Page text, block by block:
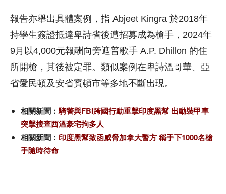
報告亦舉出具體案例，指 Abjeet Kingra 於2018年
持學生簽證抵達卑詩省後遭招募成為槍手，2024年
9月以4,000元報酬向旁遮普歌手 A.P. Dhillon 的住
所開槍，其後被定罪。類似案例在卑詩溫哥華、亞
省愛民頓及安省賓頓市等多地不斷出現。
相關新聞：騎警與FBI跨國行動重擊印度黑幫 出動裝甲車
突擊搜查西溫豪宅拘多人
相關新聞： 印度黑幫致函威脅加拿大警方 稱手下1000名槍
手隨時待命